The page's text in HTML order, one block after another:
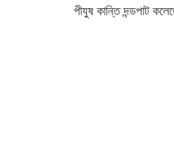
পীযুষ কান্তি দন্ডপাট